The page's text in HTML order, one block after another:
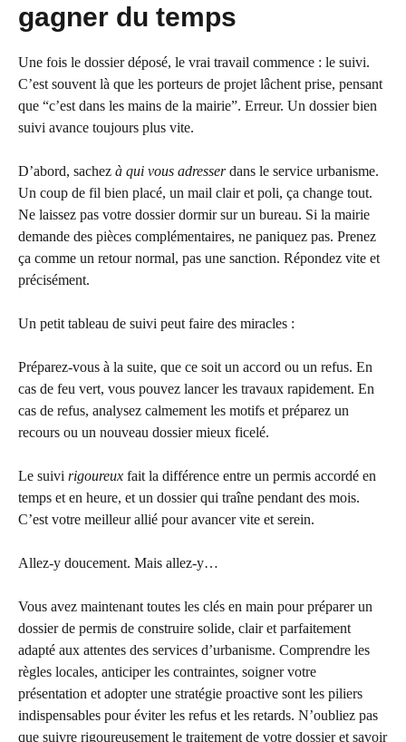
gagner du temps
Une fois le dossier déposé, le vrai travail commence : le suivi.
C’est souvent là que les porteurs de projet lâchent prise, pensant
que “c’est dans les mains de la mairie”. Erreur. Un dossier bien
suivi avance toujours plus vite.
D’abord, sachez à qui vous adresserdans le service urbanisme.
Un coup de fil bien placé, un mail clair et poli, ça change tout.
Ne laissez pas votre dossier dormir sur un bureau. Si la mairie
demande des pièces complémentaires, ne paniquez pas. Prenez
ça comme un retour normal, pas une sanction. Répondez vite et
précisément.
Un petit tableau de suivi peut faire des miracles :
Préparez-vous à la suite, que ce soit un accord ou un refus. En
cas de feu vert, vous pouvez lancer les travaux rapidement. En
cas de refus, analysez calmement les motifs et préparez un
recours ou un nouveau dossier mieux ficelé.
Le suivi rigoureux fait la différence entre un permis accordé en
temps et en heure, et un dossier qui traîne pendant des mois.
C’est votre meilleur allié pour avancer vite et serein.
Allez-y doucement. Mais allez-y…
Vous avez maintenant toutes les clés en main pour préparer un
dossier de permis de construire solide, clair et parfaitement
adapté aux attentes des services d’urbanisme. Comprendre les
règles locales, anticiper les contraintes, soigner votre
présentation et adopter une stratégie proactive sont les piliers
indispensables pour éviter les refus et les retards. N’oubliez pas
que suivre rigoureusement le traitement de votre dossier et savoir